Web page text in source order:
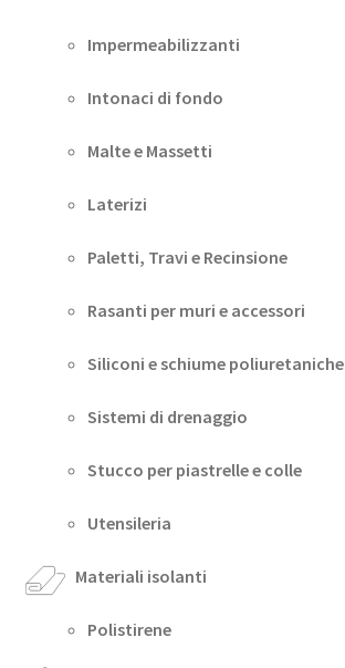
Impermeabilizzanti
Intonaci di fondo
Malte e Massetti
Laterizi
Paletti, Travi e Recinsione
Rasanti per muri e accessori
Siliconi e schiume poliuretaniche
Sistemi di drenaggio
Stucco per piastrelle e colle
Utensileria
Materiali isolanti
Polistirene